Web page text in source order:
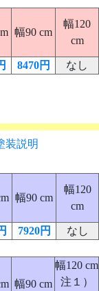
幅90 cm
幅120
cm
8470円 なし
装説明
幅90 cm
幅120
cm
7920円 なし
幅90 cm
幅120 cm
注１）